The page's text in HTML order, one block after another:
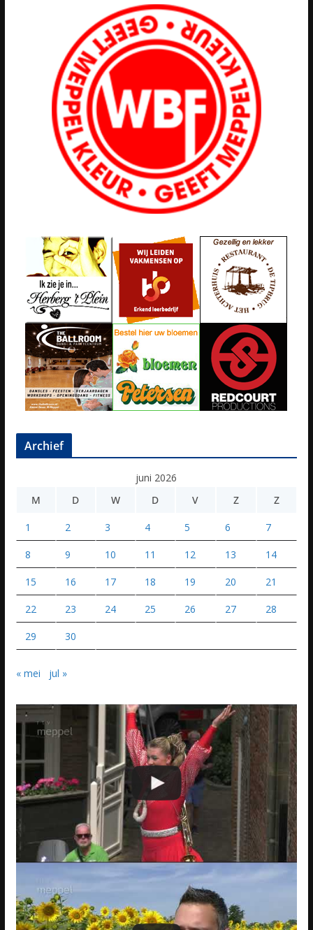
Archief
juni 2026
M
D W D V Z Z
1 2 3 4 5 6 7
8 9 10 11 12 13 14
15 16 17 18 19 20 21
22 23 24 25 26 27 28
29 30
« mei jul »